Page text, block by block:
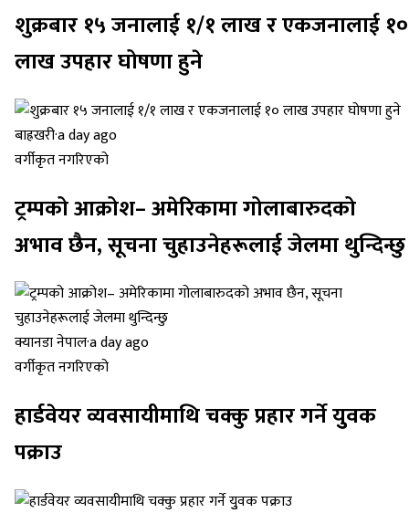
शुक्रबार १५ जनालाई १/१ लाख र एकजनालाई १०
लाख उपहार घोषणा हुने
बाह्रखरी·a day ago
वर्गीकृत नगरिएको
ट्रम्पको आक्रोश– अमेरिकामा गोलाबारुदको
अभाव छैन, सूचना चुहाउनेहरूलाई जेलमा थुन्दिन्छु
क्यानडा नेपाल·a day ago
वर्गीकृत नगरिएको
हार्डवेयर व्यवसायीमाथि चक्कु प्रहार गर्ने युुवक
पक्राउ